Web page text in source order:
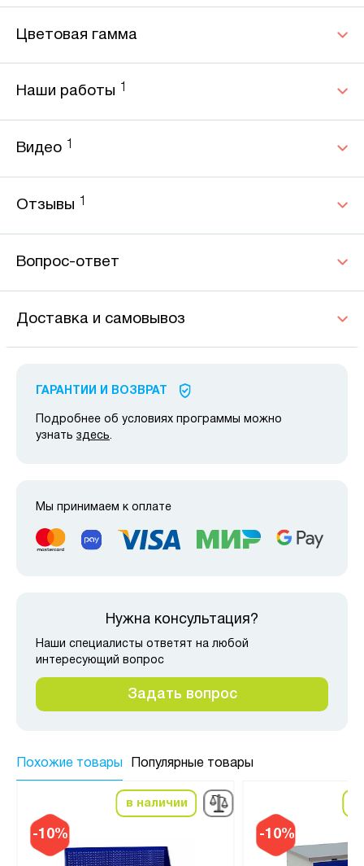
Цветовая гамма
Наши работы 1
Видео 1
Отзывы 1
Вопрос-ответ
Доставка и самовывоз
ГАРАНТИИ И ВОЗВРАТ
Подробнее об условиях программы можно
узнать здесь.
Мы принимаем к оплате
Нужна консультация?
Наши специалисты ответят на любой
интересующий вопрос
Задать вопрос
Похожие товары Популярные товары
-10%
в наличии
-10%